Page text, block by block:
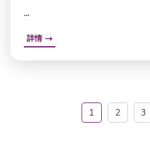
...
詳情
1 2 3